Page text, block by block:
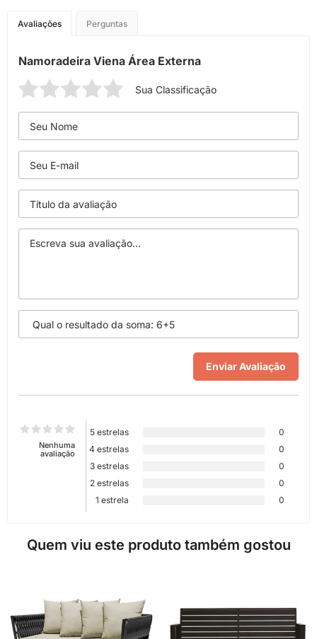
Avaliações Perguntas
Namoradeira Viena Área Externa
Sua Classificação
Nenhuma
avaliação
5 estrelas
0
4 estrelas
0
3 estrelas
0
2 estrelas
0
1 estrela
0
Quem viu este produto também gostou